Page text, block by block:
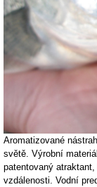
Aromatizované
světě. Výrobní
patentovaný
vzdálenosti. Vodní